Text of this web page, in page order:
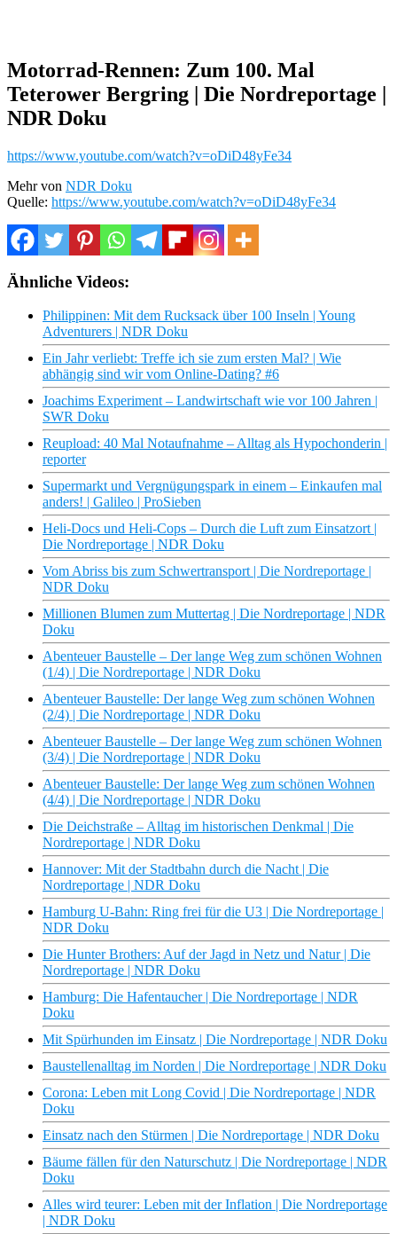
Motorrad-Rennen: Zum 100. Mal
Teterower Bergring | Die Nordreportage |
NDR Doku
https://www.youtube.com/watch?v=oDiD48yFe34
Mehr von NDR Doku
Quelle: https://www.youtube.com/watch?v=oDiD48yFe34
Ähnliche Videos:
Philippinen: Mit dem Rucksack über 100 Inseln | Young
Adventurers | NDR Doku
Ein Jahr verliebt: Treffe ich sie zum ersten Mal? | Wie
abhängig sind wir vom Online-Dating? #6
Joachims Experiment – Landwirtschaft wie vor 100 Jahren |
SWR Doku
Reupload: 40 Mal Notaufnahme – Alltag als Hypochonderin |
reporter
Supermarkt und Vergnügungspark in einem – Einkaufen mal
anders! | Galileo | ProSieben
Heli-Docs und Heli-Cops – Durch die Luft zum Einsatzort |
Die Nordreportage | NDR Doku
Vom Abriss bis zum Schwertransport | Die Nordreportage |
NDR Doku
Millionen Blumen zum Muttertag | Die Nordreportage | NDR
Doku
Abenteuer Baustelle – Der lange Weg zum schönen Wohnen
(1/4) | Die Nordreportage | NDR Doku
Abenteuer Baustelle: Der lange Weg zum schönen Wohnen
(2/4) | Die Nordreportage | NDR Doku
Abenteuer Baustelle – Der lange Weg zum schönen Wohnen
(3/4) | Die Nordreportage | NDR Doku
Abenteuer Baustelle: Der lange Weg zum schönen Wohnen
(4/4) | Die Nordreportage | NDR Doku
Die Deichstraße – Alltag im historischen Denkmal | Die
Nordreportage | NDR Doku
Hannover: Mit der Stadtbahn durch die Nacht | Die
Nordreportage | NDR Doku
Hamburg U-Bahn: Ring frei für die U3 | Die Nordreportage |
NDR Doku
Die Hunter Brothers: Auf der Jagd in Netz und Natur | Die
Nordreportage | NDR Doku
Hamburg: Die Hafentaucher | Die Nordreportage | NDR
Doku
Mit Spürhunden im Einsatz | Die Nordreportage | NDR Doku
Baustellenalltag im Norden | Die Nordreportage | NDR Doku
Corona: Leben mit Long Covid | Die Nordreportage | NDR
Doku
Einsatz nach den Stürmen | Die Nordreportage | NDR Doku
Bäume fällen für den Naturschutz | Die Nordreportage | NDR
Doku
Alles wird teurer: Leben mit der Inflation | Die Nordreportage
| NDR Doku